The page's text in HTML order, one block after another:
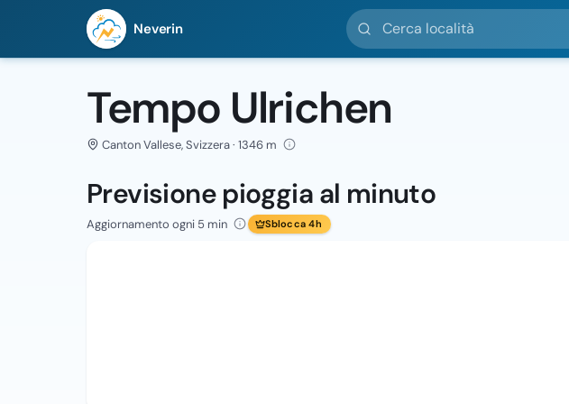
Neverin
Cerca località
Tempo Ulrichen
Canton Vallese, Svizzera · 1346 m
Previsione pioggia al minuto
Aggiornamento ogni 5 min Sblocca 4h